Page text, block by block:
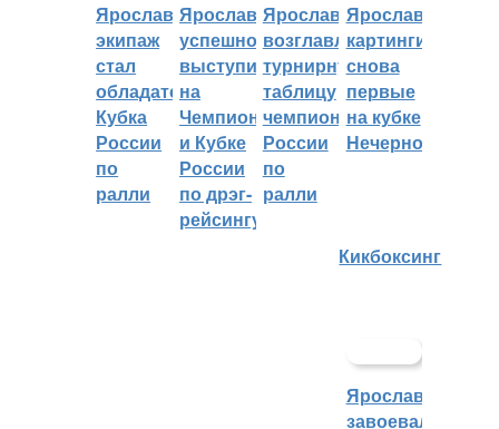
Ярославский
экипаж
стал
обладателем
Кубка
России
по
ралли
Ярославцы
успешно
выступили
на
Чемпионате
и Кубке
России
по дрэг-
рейсингу
Ярославцы
возглавляют
турнирную
таблицу
чемпионата
России
по
ралли
Ярославские
картингисты
снова
первые
на кубке
Нечерноземья
Кикбоксинг
Ярославцы
завоевали